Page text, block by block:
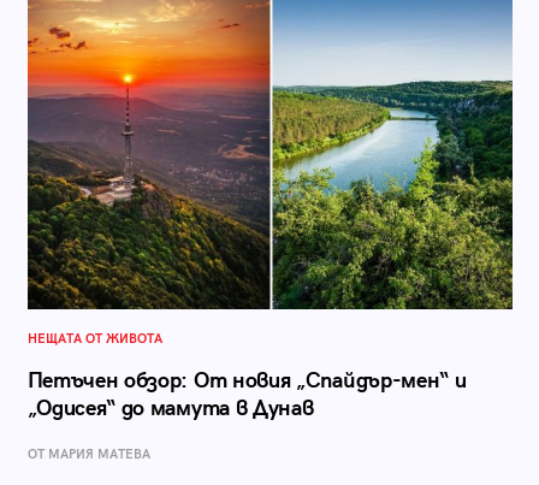
НЕЩАТА ОТ ЖИВОТА
Петъчен обзор: От новия „Спайдър-мен“ и
„Одисея“ до мамута в Дунав
ОТ МАРИЯ МАТЕВА